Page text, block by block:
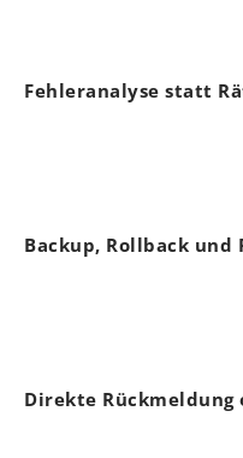
Fehleranalyse statt
Backup, Rollback und
Direkte